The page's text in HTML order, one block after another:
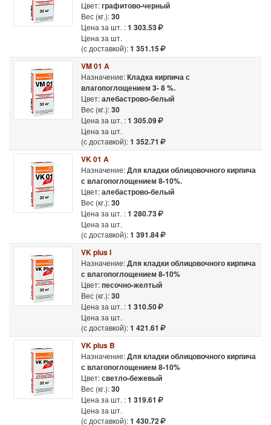
Цвет:графитово-черный
Вес (кг.):30
Цена за шт. :1 303.53
Цена за шт.
(с доставкой):1 351.15
VM 01 A
Назначение:Кладка кирпича с
влагопоглощением 3- 8 %.
Цвет:алебастрово-белый
Вес (кг.):30
Цена за шт. :1 305.09
Цена за шт.
(с доставкой):1 352.71
VK 01 A
Назначение:Для кладки облицовочного кирпича
с влагопоглощением 8-10%.
Цвет:алебастрово-белый
Вес (кг.):30
Цена за шт. :1 280.73
Цена за шт.
(с доставкой):1 391.84
VK plus I
Назначение:Для кладки облицовочного кирпича
с влагопоглощением 8-10%
Цвет:песочно-желтый
Вес (кг.):30
Цена за шт. :1 310.50
Цена за шт.
(с доставкой):1 421.61
VK plus B
Назначение:Для кладки облицовочного кирпича
с влагопоглощением 8-10%
Цвет:светло-бежевый
Вес (кг.):30
Цена за шт. :1 319.61
Цена за шт.
(с доставкой):1 430.72